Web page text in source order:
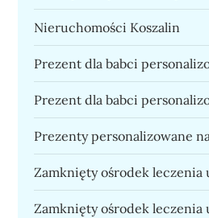
Nieruchomości Koszalin
Prezent dla babci
Prezent dla babci
Prezenty personalizowane
Zamknięty ośrodek leczenia
Zamknięty ośrodek leczenia